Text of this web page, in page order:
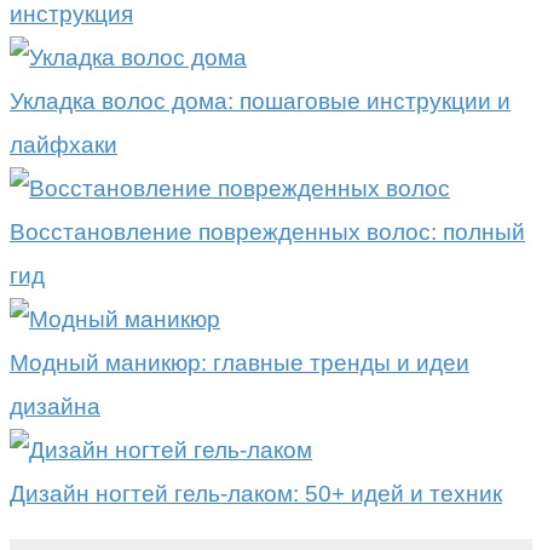
инструкция
Укладка волос дома: пошаговые инструкции и
лайфхаки
Восстановление поврежденных волос: полный
гид
Модный маникюр: главные тренды и идеи
дизайна
Дизайн ногтей гель-лаком: 50+ идей и техник